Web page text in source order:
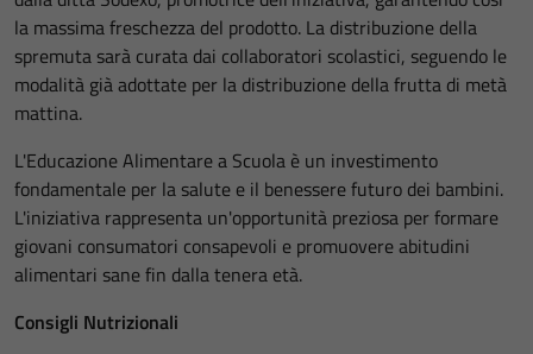
la massima freschezza del prodotto. La distribuzione della
spremuta sarà curata dai collaboratori scolastici, seguendo le
modalità già adottate per la distribuzione della frutta di metà
mattina.
L'Educazione Alimentare a Scuola è un investimento
fondamentale per la salute e il benessere futuro dei bambini.
L'iniziativa rappresenta un'opportunità preziosa per formare
giovani consumatori consapevoli e promuovere abitudini
alimentari sane fin dalla tenera età.
Consigli Nutrizionali